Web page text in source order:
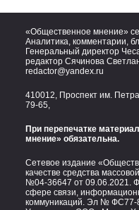
«Общественное мнение»
Аналитика, комментарии,
Генеральный директор
редактор Сячинова
redactor@yandex.ru
410012, Проспект им.
79-65,
При перепечатке
мнение» обязательна.
Сетевое издание
качестве средства
№04-36647 от 09.06.2021.
сфере связи,
коммуникаций. Эл № ФС77-